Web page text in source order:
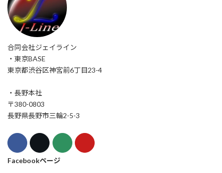
合同会社ジェイライン
・東京BASE
東京都渋谷区神宮前6丁目23-4
・長野本社
〒380-0803
長野県長野市三輪2-5-3
Facebookページ